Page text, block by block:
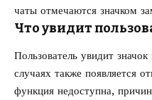
чаты отмечаются значком
Что увидит
Пользователь увидит
случаях также появляется
функция недоступна,